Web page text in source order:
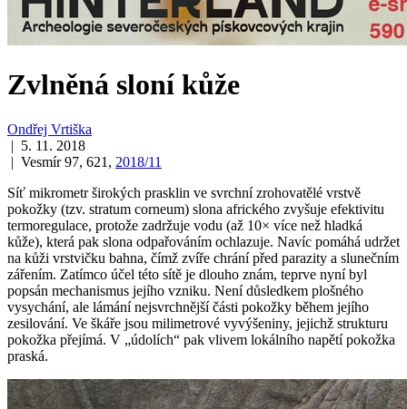
Zvlněná sloní kůže
Ondřej Vrtiška
| 5. 11. 2018
| Vesmír 97, 621, 2018/11
Síť mikrometr širokých prasklin ve svrchní zrohovatělé vrstvě
pokožky (tzv. stratum corneum) slona afrického zvyšuje efektivitu
termoregulace, protože zadržuje vodu (až 10× více než hladká
kůže), která pak slona odpařováním ochlazuje. Navíc pomáhá udržet
na kůži vrstvičku bahna, čímž zvíře chrání před parazity a slunečním
zářením. Zatímco účel této sítě je dlouho znám, teprve nyní byl
popsán mechanismus jejího vzniku. Není důsledkem plošného
vysychání, ale lámání nejsvrchnější části pokožky během jejího
zesilování. Ve škáře jsou milimetrové vyvýšeniny, jejichž strukturu
pokožka přejímá. V „údolích“ pak vlivem lokálního napětí pokožka
praská.